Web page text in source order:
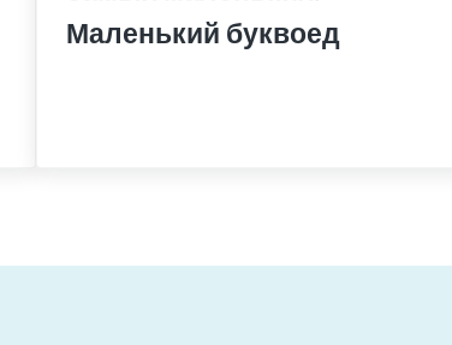
Маленький буквоед